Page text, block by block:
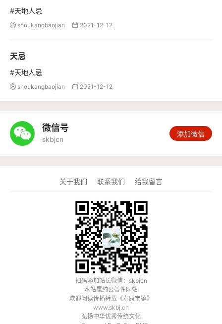
#天地人忌
 shoukangbaojian  2021-12-12
天忌
#天地人忌
 shoukangbaojian  2021-12-12
 微信号
skbjcn
添加微信
关于我们 联系我们 给我留言
扫码添加站长微信：skbjcn
本站属纯公益性网站
欢迎阅读传播转载《寿康宝鉴》
www.skbj.cn
弘扬中华优秀传统文化